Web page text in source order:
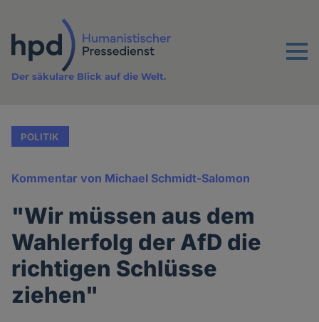
Inhalt
Menu
Der säkulare Blick auf die Welt.
POLITIK
Kommentar von Michael Schmidt-Salomon
"Wir müssen aus dem
Wahlerfolg der AfD die
richtigen Schlüsse
ziehen"